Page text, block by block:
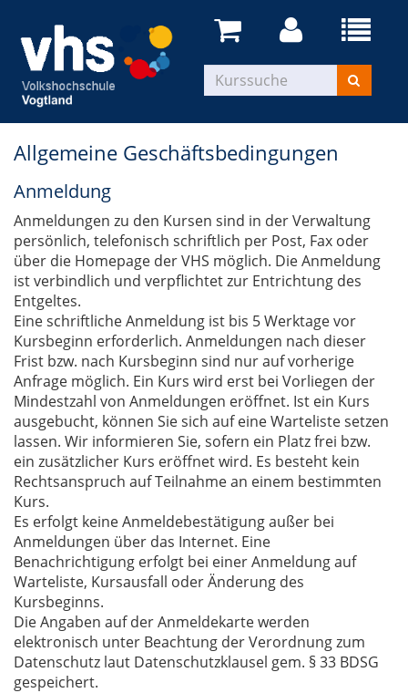
Allgemeine Geschäftsbedingungen
Anmeldung
Anmeldungen zu den Kursen sind in der Verwaltung
persönlich, telefonisch schriftlich per Post, Fax oder
über die Homepage der VHS möglich. Die Anmeldung
ist verbindlich und verpflichtet zur Entrichtung des
Entgeltes.
Eine schriftliche Anmeldung ist bis 5 Werktage vor
Kursbeginn erforderlich. Anmeldungen nach dieser
Frist bzw. nach Kursbeginn sind nur auf vorherige
Anfrage möglich. Ein Kurs wird erst bei Vorliegen der
Mindestzahl von Anmeldungen eröffnet. Ist ein Kurs
ausgebucht, können Sie sich auf eine Warteliste setzen
lassen. Wir informieren Sie, sofern ein Platz frei bzw.
ein zusätzlicher Kurs eröffnet wird. Es besteht kein
Rechtsanspruch auf Teilnahme an einem bestimmten
Kurs.
Es erfolgt keine Anmeldebestätigung außer bei
Anmeldungen über das Internet. Eine
Benachrichtigung erfolgt bei einer Anmeldung auf
Warteliste, Kursausfall oder Änderung des
Kursbeginns.
Die Angaben auf der Anmeldekarte werden
elektronisch unter Beachtung der Verordnung zum
Datenschutz laut Datenschutzklausel gem. § 33 BDSG
gespeichert.